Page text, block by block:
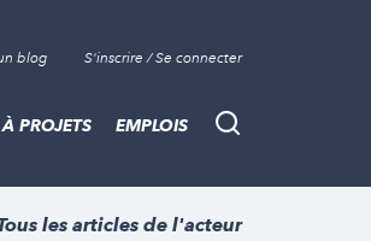
blog S'inscrire / Se connecter
Recherche
PROJETS EMPLOIS
les articles de l'acteur